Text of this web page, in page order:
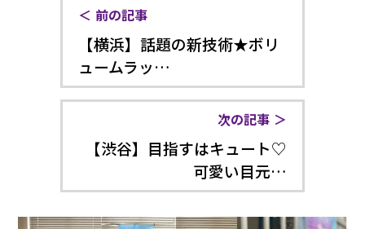
前の記事
【横浜】話題の新技術★ボリ
ュームラッ…
次の記事
【渋谷】目指すはキュート♡
可愛い目元…